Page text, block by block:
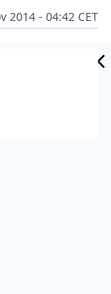
2014 - 04:42 CET